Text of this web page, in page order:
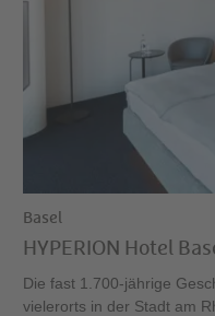
Basel
HYPERION Hotel
Die fast 1.700-jährige
vielerorts in der Stadt am